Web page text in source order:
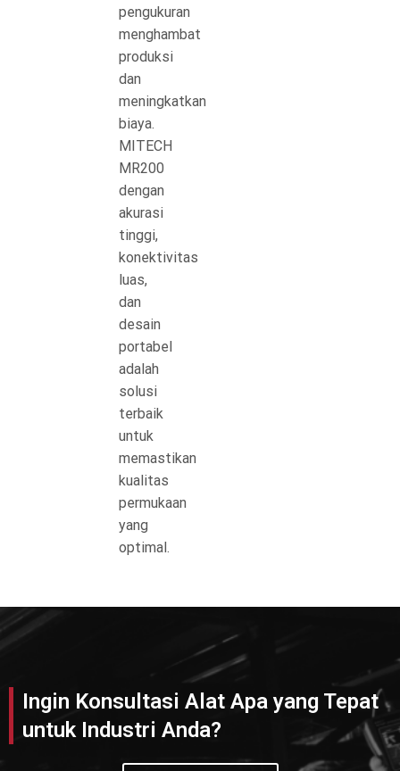
pengukuran
menghambat
produksi
dan
meningkatkan
biaya.
MITECH
MR200
dengan
akurasi
tinggi,
konektivitas
luas,
dan
desain
portabel
adalah
solusi
terbaik
untuk
memastikan
kualitas
permukaan
yang
optimal.
Ingin Konsultasi Alat Apa yang Tepat
untuk Industri Anda?